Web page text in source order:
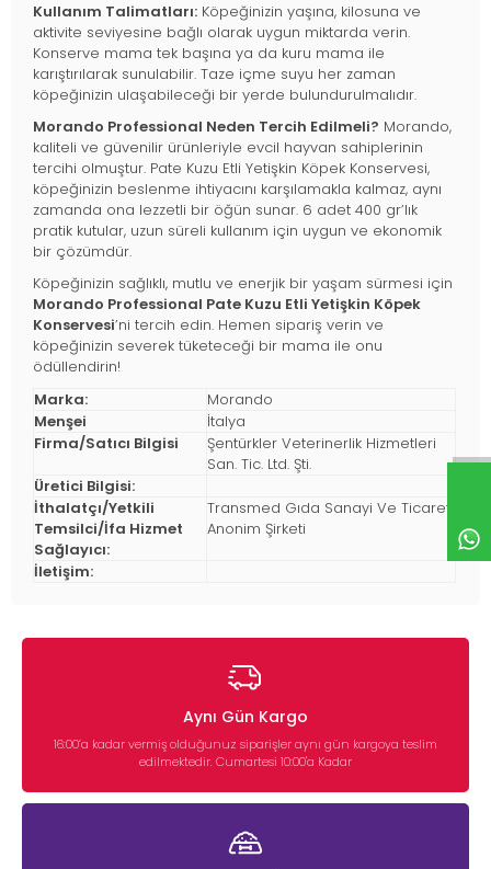
Kullanım Talimatları: Köpeğinizin yaşına, kilosuna ve
aktivite seviyesine bağlı olarak uygun miktarda verin.
Konserve mama tek başına ya da kuru mama ile
karıştırılarak sunulabilir. Taze içme suyu her zaman
köpeğinizin ulaşabileceği bir yerde bulundurulmalıdır.
Morando Professional Neden Tercih Edilmeli? Morando,
kaliteli ve güvenilir ürünleriyle evcil hayvan sahiplerinin
tercihi olmuştur. Pate Kuzu Etli Yetişkin Köpek Konservesi,
köpeğinizin beslenme ihtiyacını karşılamakla kalmaz, aynı
zamanda ona lezzetli bir öğün sunar. 6 adet 400 gr’lık
pratik kutular, uzun süreli kullanım için uygun ve ekonomik
bir çözümdür.
Köpeğinizin sağlıklı, mutlu ve enerjik bir yaşam sürmesi için
Morando Professional Pate Kuzu Etli Yetişkin Köpek
Konservesi’ni tercih edin. Hemen sipariş verin ve
köpeğinizin severek tüketeceği bir mama ile onu
ödüllendirin!
Marka:
Morando
Menşei
İtalya
Firma/Satıcı Bilgisi
Şentürkler Veterinerlik Hizmetleri
San. Tic. Ltd. Şti.
Üretici Bilgisi:
İthalatçı/Yetkili
Temsilci/İfa Hizmet
Sağlayıcı:
Transmed Gıda Sanayi Ve Ticaret
Anonim Şirketi
İletişim:
Aynı Gün Kargo
16:00’a kadar vermiş olduğunuz siparişler aynı gün kargoya teslim
edilmektedir. Cumartesi 10:00'a Kadar